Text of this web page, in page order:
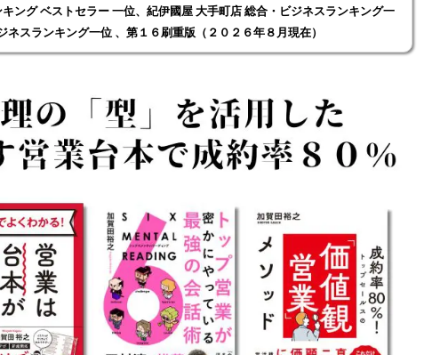
ング ベストセラー 一位、紀伊國屋 大手町店 総合・ビジネスランキング一
ネスランキング一位 、第１６刷重版（２０２６年８月現在）